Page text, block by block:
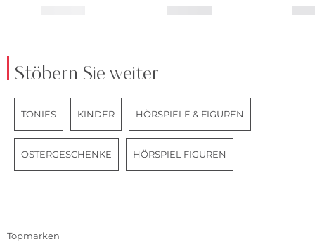
Stöbern Sie weiter
TONIES KINDER HÖRSPIELE & FIGUREN
OSTERGESCHENKE HÖRSPIEL FIGUREN
Topmarken